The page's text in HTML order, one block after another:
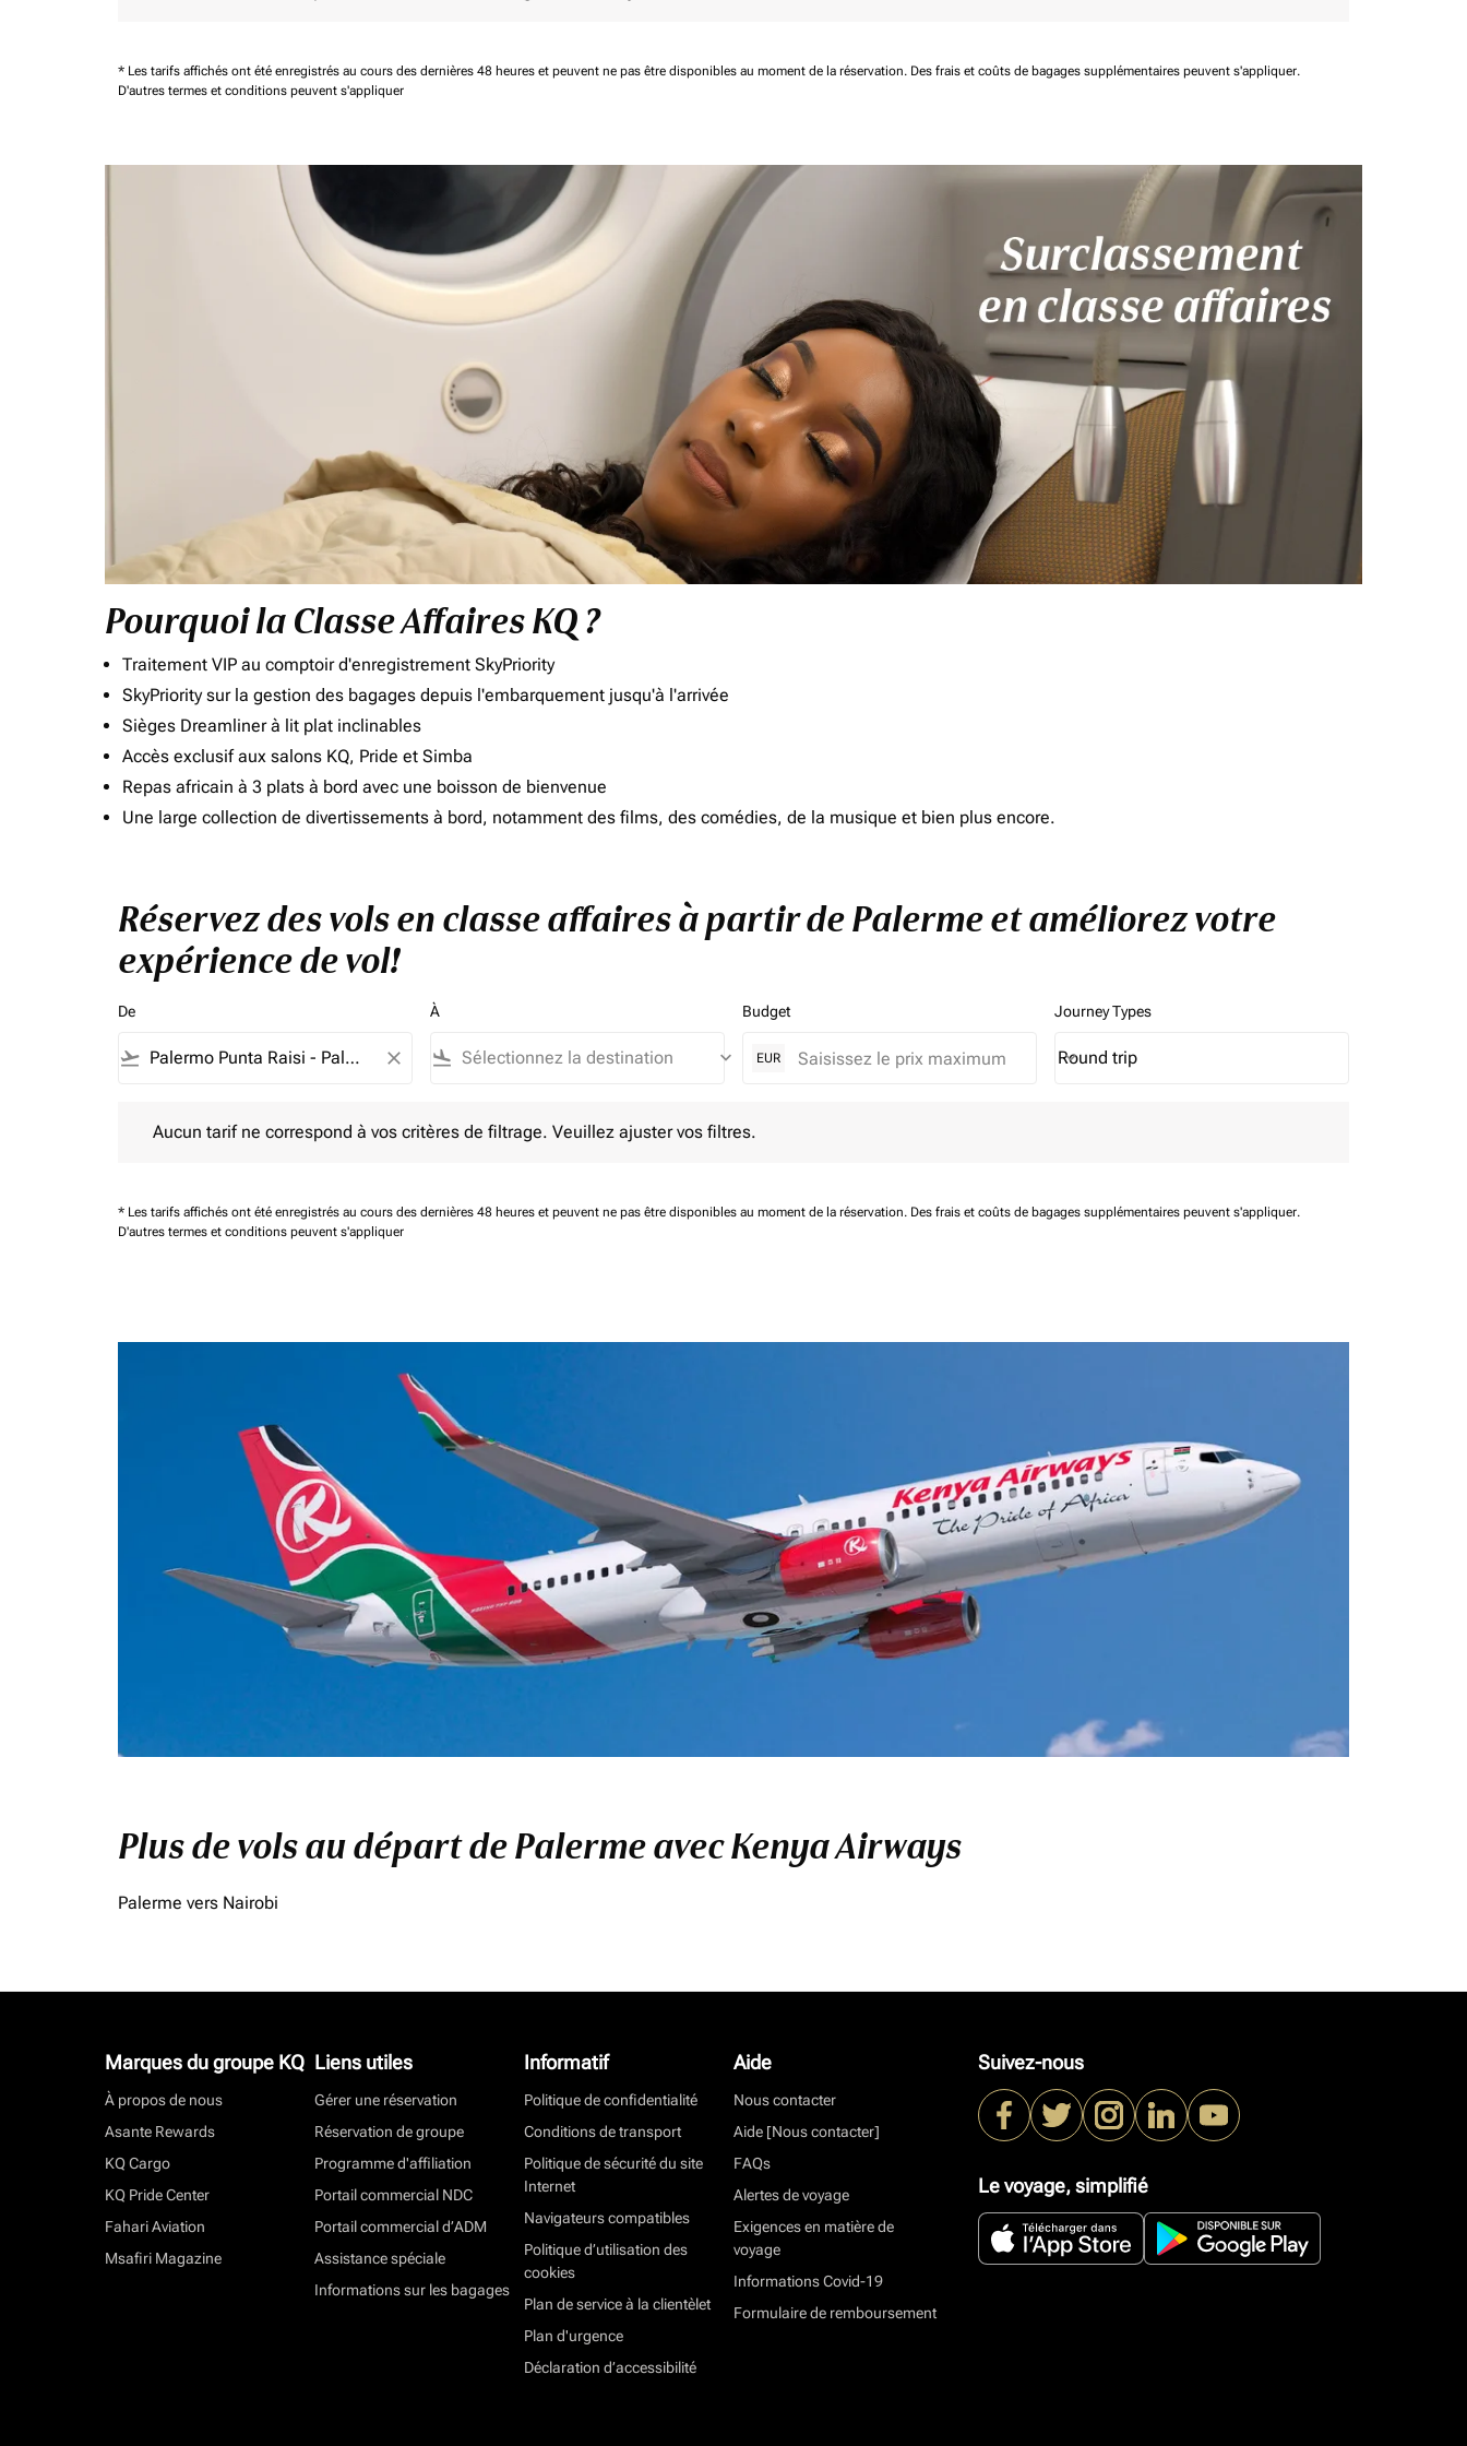
* Les tarifs affichés ont été enregistrés au cours des dernières 48 heures et peuvent ne pas être disponibles au moment de la réservation. Des frais et coûts de bagages supplémentaires peuvent s'appliquer.
D'autres termes et conditions peuvent s'appliquer
Pourquoi la Classe Affaires KQ ?
Traitement VIP au comptoir d'enregistrement SkyPriority
SkyPriority sur la gestion des bagages depuis l'embarquement jusqu'à l'arrivée
Sièges Dreamliner à lit plat inclinables
Accès exclusif aux salons KQ, Pride et Simba
Repas africain à 3 plats à bord avec une boisson de bienvenue
Une large collection de divertissements à bord, notamment des films, des comédies, de la musique et bien plus encore.
Réservez des vols en classe affaires à partir de Palerme et améliorez votre
expérience de vol!
De
flight_takeoff close
À
flight_land keyboard_arrow_down
Budget
EUR
Journey Types
Journey Types option Round trip Selected
Round trip
keyboard_arrow_down
Aucun tarif ne correspond à vos critères de filtrage. Veuillez ajuster vos filtres.
* Les tarifs affichés ont été enregistrés au cours des dernières 48 heures et peuvent ne pas être disponibles au moment de la réservation. Des frais et coûts de bagages supplémentaires peuvent s'appliquer.
D'autres termes et conditions peuvent s'appliquer
Plus de vols au départ de Palerme avec Kenya Airways
Palerme vers Nairobi
Marques du groupe KQ
À propos de nous
Asante Rewards
KQ Cargo
KQ Pride Center
Fahari Aviation
Msafiri Magazine
Liens utiles
Gérer une réservation
Réservation de groupe
Programme d'affiliation
Portail commercial NDC
Portail commercial d’ADM
Assistance spéciale
Informations sur les bagages
Informatif
Politique de confidentialité
Conditions de transport
Politique de sécurité du site
Internet
Navigateurs compatibles
Politique d’utilisation des
cookies
Plan de service à la clientèlet
Plan d'urgence
Déclaration d’accessibilité
Aide
Nous contacter
Aide [Nous contacter]
FAQs
Alertes de voyage
Exigences en matière de
voyage
Informations Covid-19
Formulaire de remboursement
Suivez-nous
Le voyage, simplifié